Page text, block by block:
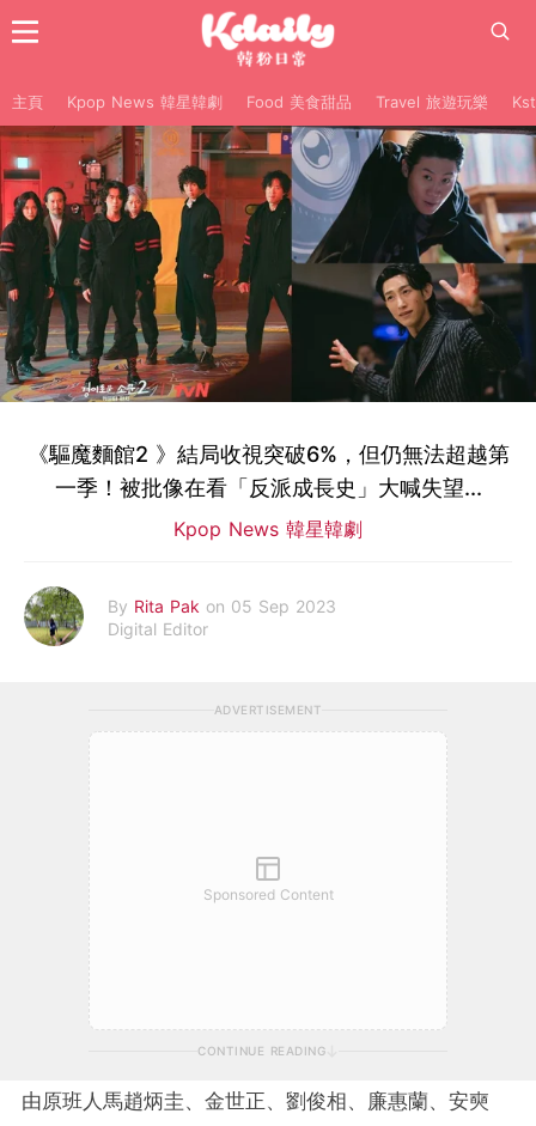
主頁 Kpop News 韓星韓劇 Food 美食甜品 Travel 旅遊玩樂
《驅魔麵館2 》結局收視突破6%，但仍無法超越第
一季！被批像在看「反派成長史」大喊失望...
Kpop News 韓星韓劇
By Rita Pak on 05 Sep 2023
Digital Editor
ADVERTISEMENT
Sponsored Content
CONTINUE READING
由原班人馬趙炳圭、金世正、劉俊相、廉惠蘭、安奭